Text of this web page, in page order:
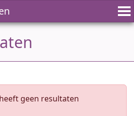
geen resultaten